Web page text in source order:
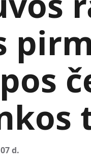
d.